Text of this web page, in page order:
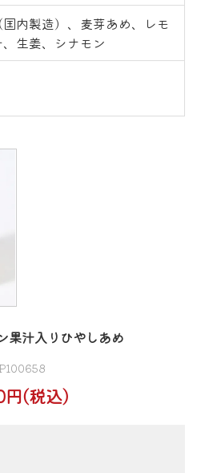
内製造）、麦芽あめ、レモ
、生姜、シナモン
果汁入りひやしあめ
P100658
円(税込)